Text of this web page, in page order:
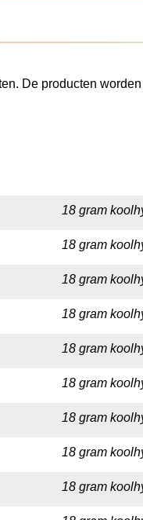
De producten
18 gram
18 gram
18 gram
18 gram
18 gram
18 gram
18 gram
18 gram
18 gram